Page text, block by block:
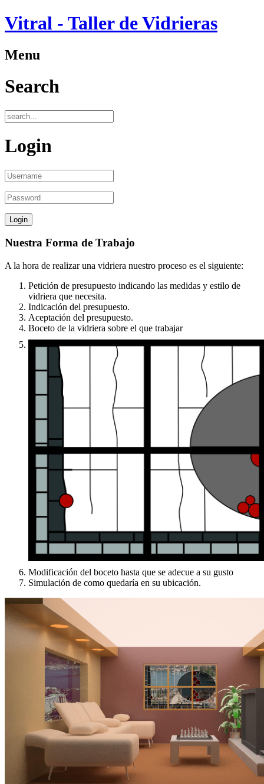
Vitral - Taller de Vidrieras
Menu
Search
Login
Nuestra Forma de Trabajo
A la hora de realizar una vidriera nuestro proceso es el siguiente:
Petición de presupuesto indicando las medidas y estilo de
vidriera que necesita.
Indicación del presupuesto.
Aceptación del presupuesto.
Boceto de la vidriera sobre el que trabajar
Modificación del boceto hasta que se adecue a su gusto
Simulación de como quedaría en su ubicación.